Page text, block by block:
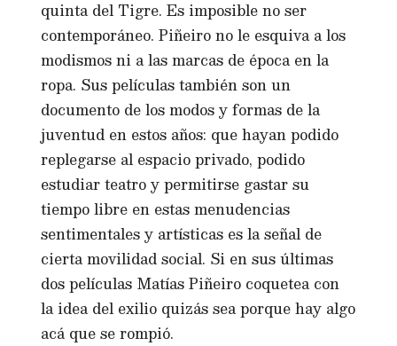
quinta del Tigre. Es imposible no ser
contemporáneo. Piñeiro no le esquiva a los
modismos ni a las marcas de época en la
ropa. Sus películas también son un
documento de los modos y formas de la
juventud en estos años: que hayan podido
replegarse al espacio privado, podido
estudiar teatro y permitirse gastar su
tiempo libre en estas menudencias
sentimentales y artísticas es la señal de
cierta movilidad social. Si en sus últimas
dos películas Matías Piñeiro coquetea con
la idea del exilio quizás sea porque hay algo
acá que se rompió.